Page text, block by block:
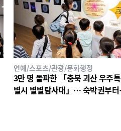
연예/스포츠/관광/문화행정
3만 명 돌파한 「충북 괴산 우주특
별시 별별탐사대」… 숙박권부터